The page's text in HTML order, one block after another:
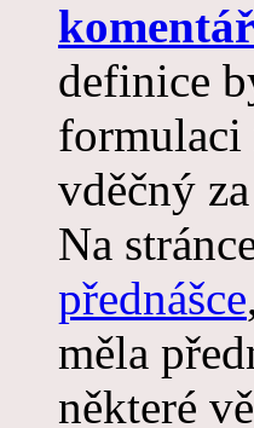
definice
formulaci
vděčný
Na
přednášce
měla
některé